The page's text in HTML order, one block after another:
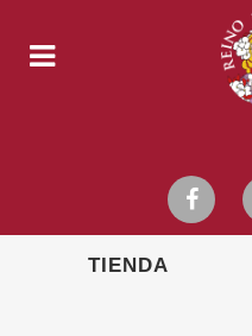
TIENDA